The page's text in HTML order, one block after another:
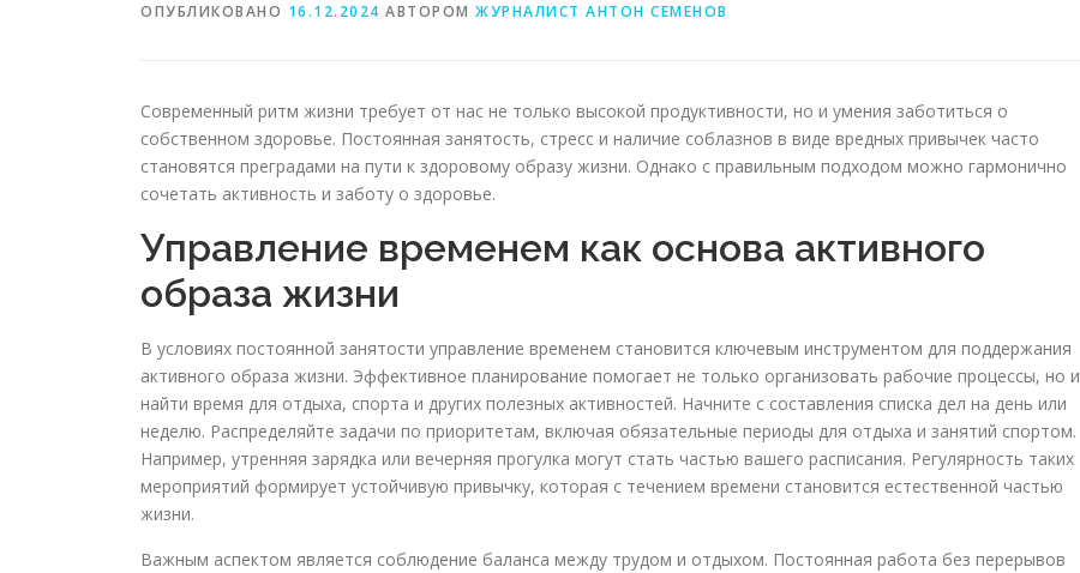
ОПУБЛИКОВАНО 16.12.2024 АВТОРОМ ЖУРНАЛИСТ АНТОН СЕМЕНОВ
Современный ритм жизни требует от нас не только высокой продуктивности, но и умения заботиться о
собственном здоровье. Постоянная занятость, стресс и наличие соблазнов в виде вредных привычек часто
становятся преградами на пути к здоровому образу жизни. Однако с правильным подходом можно гармонично
сочетать активность и заботу о здоровье.
Управление временем как основа активного
образа жизни
В условиях постоянной занятости управление временем становится ключевым инструментом для поддержания
активного образа жизни. Эффективное планирование помогает не только организовать рабочие процессы, но и
найти время для отдыха, спорта и других полезных активностей. Начните с составления списка дел на день или
неделю. Распределяйте задачи по приоритетам, включая обязательные периоды для отдыха и занятий спортом.
Например, утренняя зарядка или вечерняя прогулка могут стать частью вашего расписания. Регулярность таких
мероприятий формирует устойчивую привычку, которая с течением времени становится естественной частью
жизни.
Важным аспектом является соблюдение баланса между трудом и отдыхом. Постоянная работа без перерывов